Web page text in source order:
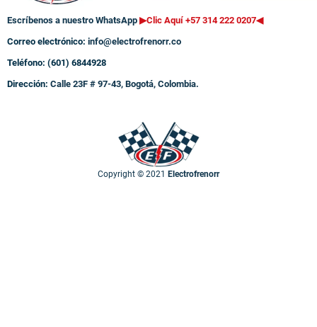
Escríbenos a nuestro WhatsApp ▶Clic Aquí +57 314 222 0207◀
Correo electrónico: info@electrofrenorr.co
Teléfono: (601) 6844928
Dirección: Calle 23F # 97-43, Bogotá, Colombia.
Copyright © 2021 Electrofrenorr